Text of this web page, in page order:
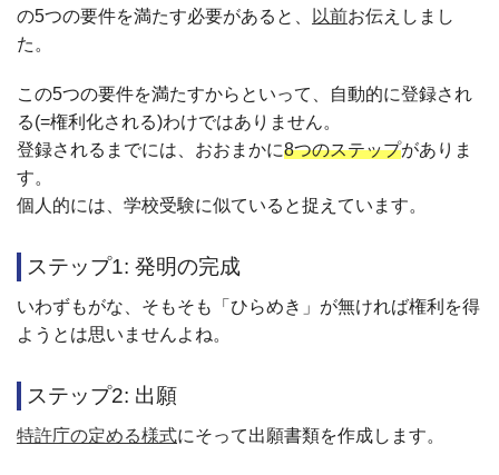
の5つの要件を満たす必要があると、 以前お伝えしまし
た。
この5つの要件を満たすからといって、自動的に登録され
る(=権利化される)わけではありません。
登録されるまでには、おおまかに8つのステップがありま
す。
個人的には、学校受験に似ていると捉えています。
ステップ1: 発明の完成
いわずもがな、そもそも「ひらめき」が無ければ権利を得
ようとは思いませんよね。
ステップ2: 出願
特許庁の定める様式にそって出願書類を作成します。